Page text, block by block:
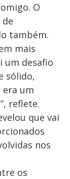
O
também.
mais
um desafio
sólido,
um
reflete.
que vai
nos
os